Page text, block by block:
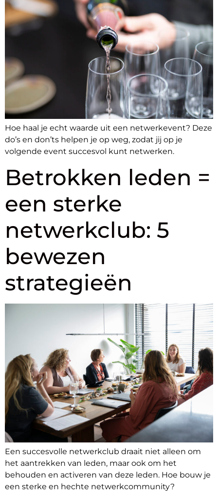
Hoe haal je echt waarde uit een netwerkevent? Deze
do’s en don’ts helpen je op weg, zodat jij op je
volgende event succesvol kunt netwerken.
Betrokken leden =
een sterke
netwerkclub: 5
bewezen
strategieën
Een succesvolle netwerkclub draait niet alleen om
het aantrekken van leden, maar ook om het
behouden en activeren van deze leden. Hoe bouw je
een sterke en hechte netwerkcommunity?